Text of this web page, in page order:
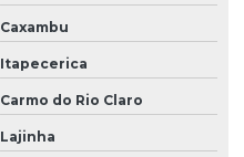
Caxambu
Itapecerica
Carmo do Rio Claro
Lajinha